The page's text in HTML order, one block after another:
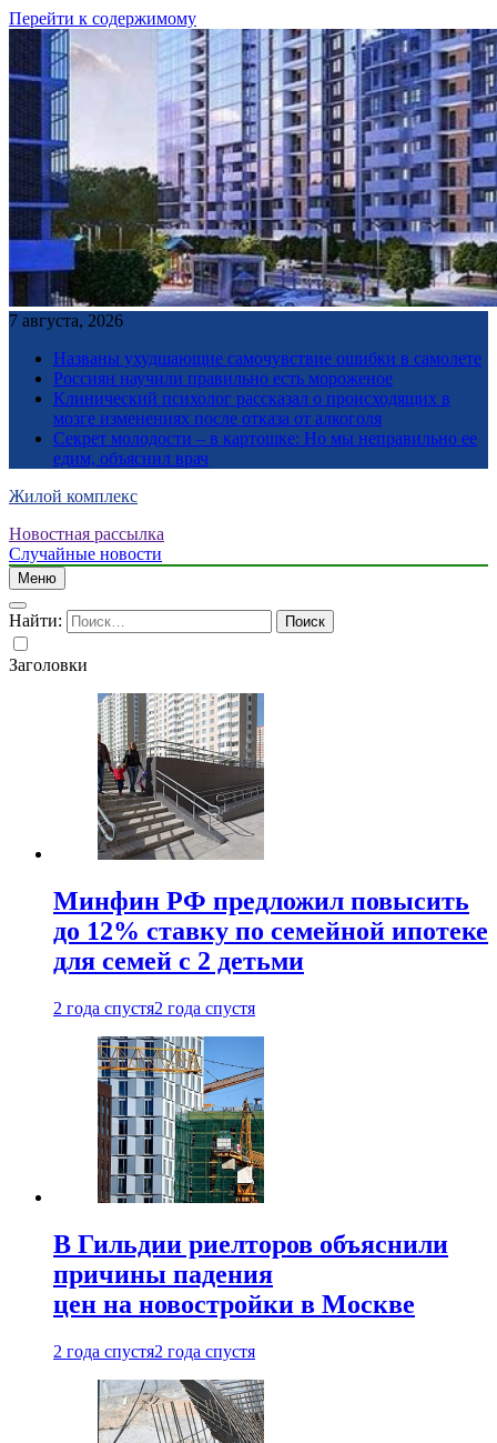
Перейти к содержимому
7 августа, 2026
Названы ухудшающие самочувствие ошибки в самолете
Россиян научили правильно есть мороженое
Клинический психолог рассказал о происходящих в
мозге изменениях после отказа от алкоголя
Секрет молодости – в картошке: Но мы неправильно ее
едим, объяснил врач
Жилой комплекс
Новостная рассылка
Случайные новости
Меню
Найти:
Заголовки
Минфин РФ предложил повысить
до 12% ставку по семейной ипотеке
для семей с 2 детьми
2 года спустя2 года спустя
В Гильдии риелторов объяснили
причины падения
цен на новостройки в Москве
2 года спустя2 года спустя